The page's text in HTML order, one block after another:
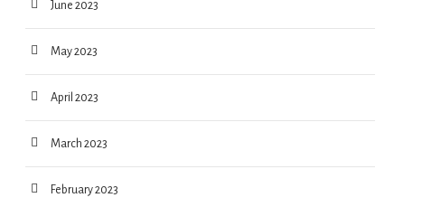
June 2023
May 2023
April 2023
March 2023
February 2023